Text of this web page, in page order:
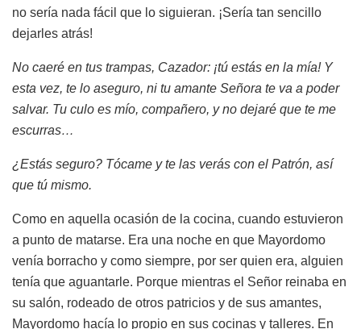
no sería nada fácil que lo siguieran. ¡Sería tan sencillo
dejarles atrás!
No caeré en tus trampas, Cazador: ¡tú estás en la mía! Y
esta vez, te lo aseguro, ni tu amante Señora te va a poder
salvar. Tu culo es mío, compañero, y no dejaré que te me
escurras…
¿Estás seguro? Tócame y te las verás con el Patrón, así
que tú mismo.
Como en aquella ocasión de la cocina, cuando estuvieron
a punto de matarse. Era una noche en que Mayordomo
venía borracho y como siempre, por ser quien era, alguien
tenía que aguantarle. Porque mientras el Señor reinaba en
su salón, rodeado de otros patricios y de sus amantes,
Mayordomo hacía lo propio en sus cocinas y talleres. En